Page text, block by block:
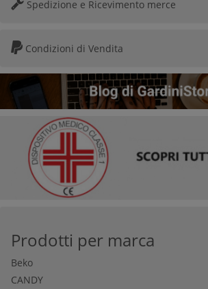
Spedizione e Ricevimento merce
Condizioni di Vendita
Prodotti per marca
Beko
CANDY